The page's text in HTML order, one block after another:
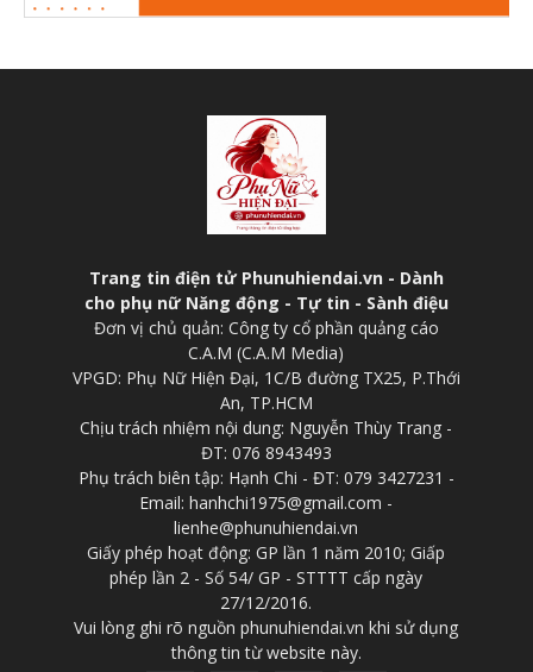
Trang tin điện tử Phunuhiendai.vn - Dành
cho phụ nữ Năng động - Tự tin - Sành điệu
Đơn vị chủ quản: Công ty cổ phần quảng cáo
C.A.M (C.A.M Media)
VPGD: Phụ Nữ Hiện Đại, 1C/B đường TX25, P.Thới
An, TP.HCM
Chịu trách nhiệm nội dung: Nguyễn Thùy Trang -
ĐT: 076 8943493
Phụ trách biên tập: Hạnh Chi - ĐT: 079 3427231 -
Email: hanhchi1975@gmail.com -
lienhe@phunuhiendai.vn
Giấy phép hoạt động: GP lần 1 năm 2010; Giấp
phép lần 2 - Số 54/ GP - STTTT cấp ngày
27/12/2016.
Vui lòng ghi rõ nguồn phunuhiendai.vn khi sử dụng
thông tin từ website này.